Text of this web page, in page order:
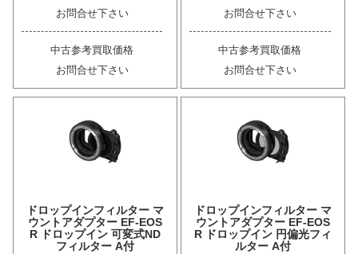
お問合せ下さい
中古参考買取価格
お問合せ下さい
お問合せ下さい
中古参考買取価格
お問合せ下さい
ドロップインフィルター マ
ウントアダプター EF-EOS
R ドロップイン 可変式ND
フィルター A付
ドロップインフィルター マ
ウントアダプター EF-EOS
R ドロップイン 円偏光フィ
ルター A付